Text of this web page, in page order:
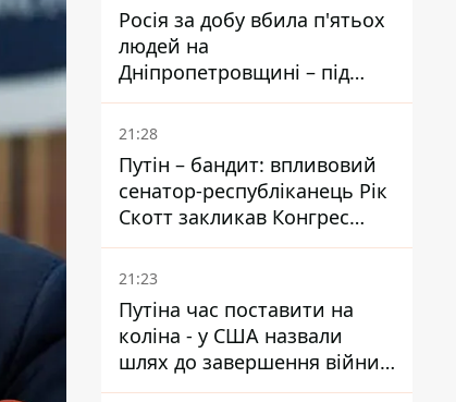
Росія за добу вбила п'ятьох
людей на
Дніпропетровщині – під
ударами опинилися п'ять
районів області
21:28
Путін – бандит: впливовий
сенатор-республіканець Рік
Скотт закликав Конгрес
притягнути РФ до
відповідальності за війну в
Україні
21:23
Путіна час поставити на
коліна - у США назвали
шлях до завершення війни -
National Security Journal